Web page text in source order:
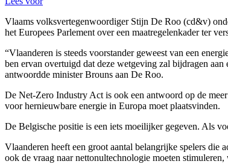
Vlaams volksvertegenwoordiger Stijn De Roo (cd&v)
het Europees Parlement over een maatregelenkader ter
“Vlaanderen is steeds voorstander geweest van een
ben ervan overtuigd dat deze wetgeving zal bijdragen
antwoordde minister Brouns aan De Roo.
De Net-Zero Industry Act is ook een antwoord op de
voor hernieuwbare energie in Europa moet plaatsvinden.
De Belgische positie is een iets moeilijker gegeven. Als
Vlaanderen heeft een groot aantal belangrijke spelers
ook de vraag naar nettonultechnologie moeten